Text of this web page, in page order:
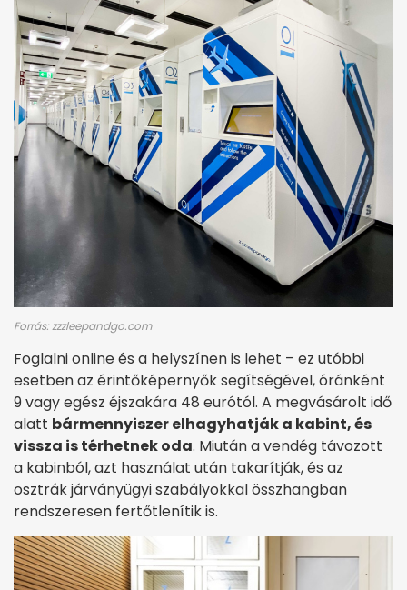
Forrás: zzzleepandgo.com
Foglalni online és a helyszínen is lehet – ez utóbbi
esetben az érintőképernyők segítségével, óránként
9 vagy egész éjszakára 48 eurótól. A megvásárolt idő
alatt bármennyiszer elhagyhatják a kabint, és
vissza is térhetnek oda. Miután a vendég távozott
a kabinból, azt használat után takarítják, és az
osztrák járványügyi szabályokkal összhangban
rendszeresen fertőtlenítik is.